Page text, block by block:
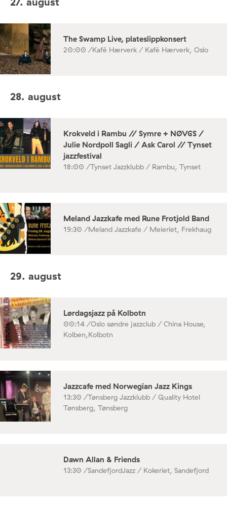
The Swamp Live, plateslippkonsert
20:00 /Kafé Hærverk / Kafé Hærverk, Oslo
28. august
Krokveld i Rambu // Symre + NØVGS /
Julie Nordpoll Sagli / Ask Carol // Tynset
jazzfestival
18:00 /Tynset Jazzklubb / Rambu, Tynset
Meland Jazzkafe med Rune Frotjold Band
19:30 /Meland Jazzkafe / Meieriet, Frekhaug
29. august
Lørdagsjazz på Kolbotn
00:14 /Oslo søndre jazzclub / China House,
Kolben,Kolbotn
Jazzcafe med Norwegian Jazz Kings
13:30 /Tønsberg Jazzklubb / Quality Hotel
Tønsberg, Tønsberg
Dawn Allan & Friends
13:30 /SandefjordJazz / Kokeriet, Sandefjord